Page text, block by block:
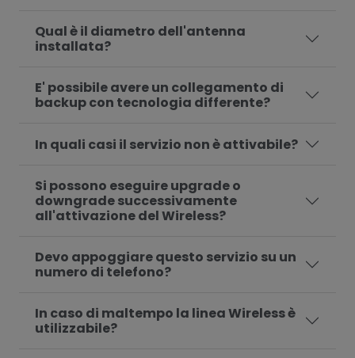
Qual è il diametro dell'antenna
installata?
E' possibile avere un collegamento di
backup con tecnologia differente?
In quali casi il servizio non è attivabile?
Si possono eseguire upgrade o
downgrade successivamente
all'attivazione del Wireless?
Devo appoggiare questo servizio su un
numero di telefono?
In caso di maltempo la linea Wireless è
utilizzabile?